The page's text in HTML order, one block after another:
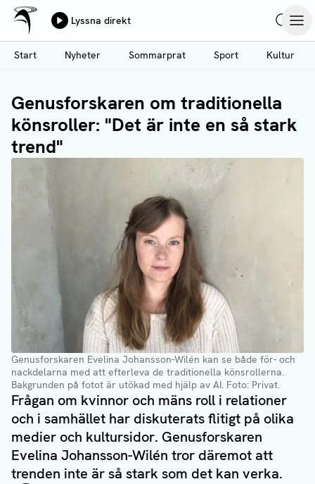
Hoppa
till
huvudinnehåll
Ålands Radio & TV
Lyssna direkt
Start
Nyheter Sommarprat Sport Kultur
Genusforskaren om traditionella
könsroller: "Det är inte en så stark
trend"
Genusforskaren Evelina Johansson-Wilén kan se både för- och
nackdelarna med att efterleva de traditionella könsrollerna.
Bakgrunden på fotot är utökad med hjälp av AI. Foto: Privat.
Frågan om kvinnor och mäns roll i relationer
och i samhället har diskuterats flitigt på olika
medier och kultursidor. Genusforskaren
Evelina Johansson-Wilén tror däremot att
trenden inte är så stark som det kan verka.